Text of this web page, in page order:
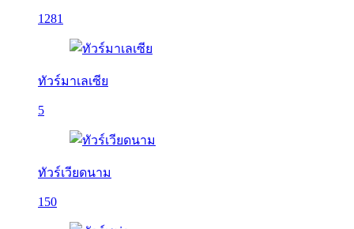
1281
ทัวร์มาเลเซีย
5
ทัวร์เวียดนาม
150